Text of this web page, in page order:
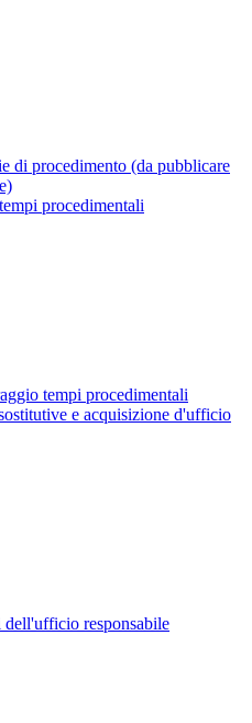
di procedimento (da pubblicare
procedimentali
tempi procedimentali
e acquisizione d'ufficio
dell'ufficio responsabile